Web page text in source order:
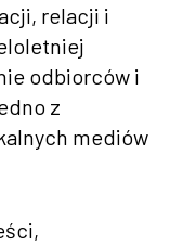
relacji i
odbiorców i
z
mediów
ści,